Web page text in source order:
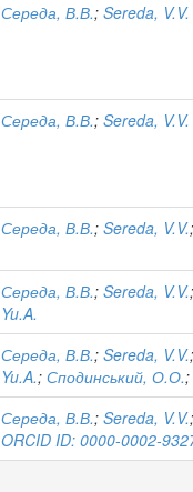
Середа, В.В.; Sereda, V.V.
Середа, В.В.; Sereda, V.V.
Середа, В.В.; Sereda, V.V.;
Середа, В.В.; Sereda, V.V.;
Yu.A.
Середа, В.В.; Sereda, V.V.;
Yu.A.; Сподинський, О.О.;
Середа, В.В.; Sereda, V.V.;
ORCID ID: 0000-0002-